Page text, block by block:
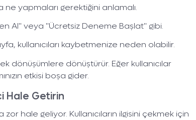
ne yapmaları gerektiğini anlamalı.
Al" veya "Ücretsiz Deneme Başlat" gibi.
kullanıcıları kaybetmenize neden olabilir.
dönüşümlere dönüştürür. Eğer kullanıcılar
etkisi boşa gider.
Hale Getirin
hale geliyor. Kullanıcıların ilgisini çekmek için